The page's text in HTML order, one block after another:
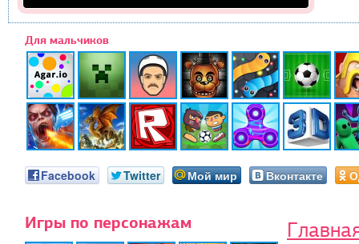
Для мальчиков
Facebook Twitter Мой мир Вконтакте
Игры по персонажам